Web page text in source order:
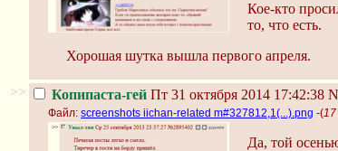
Кое-кто
то, что есть.
Хорошая шутка вышла первого апреля.
>> Копипаста-гей Пт 31 октября 2014 17:42:38
Файл: screenshots iichan-related m#327812,1(...).png -(17
Да, той